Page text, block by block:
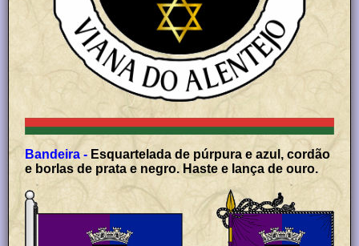
Bandeira - Esquartelada de púrpura e azul, cordão
e borlas de prata e negro. Haste e lança de ouro.